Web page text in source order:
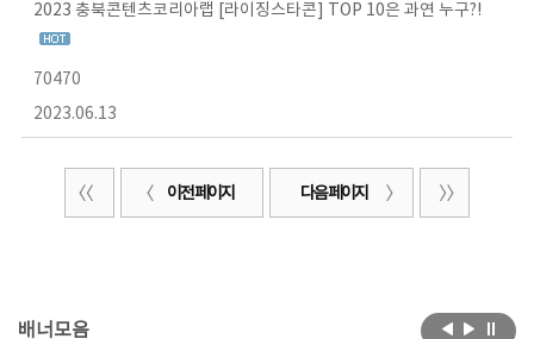
2023 충북콘텐츠코리아랩 [라이징스타콘] TOP 10은 과연 누구?!
70470
2023.06.13
이전 페이지 다음 페이지
배너모음